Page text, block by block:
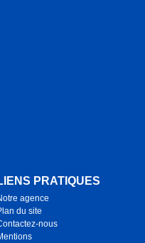
PRATIQUES
agence
du site
nous